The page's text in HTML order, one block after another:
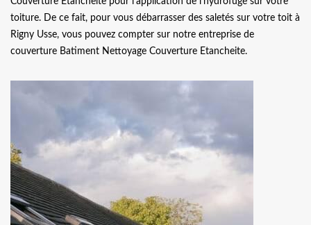
toiture. De ce fait, pour vous débarrasser des saletés sur votre toit à
Rigny Usse, vous pouvez compter sur notre entreprise de
couverture Batiment Nettoyage Couverture Etancheite.